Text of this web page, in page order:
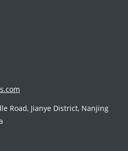
Road, Jianye District, Nanjing